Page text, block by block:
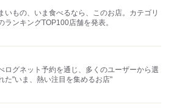
いもの、いま食べるなら、このお店。カテゴリ
ランキングTOP100店舗を発表。
ログネット予約を通じ、多くのユーザーから選
た"いま、熱い注目を集めるお店"